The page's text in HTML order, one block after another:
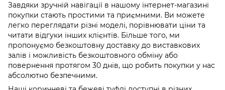
Завдяки зручній навігації в нашому інтернет-магазині
покупки стають простими та приємними. Ви можете
легко переглядати різні моделі, порівнювати ціни та
читати відгуки інших клієнтів. Більше того, ми
пропонуємо безкоштовну доставку до виставкових
залів і можливість безкоштовного обміну або
повернення протягом 30 днів, що робить покупки у нас
абсолютно безпечними.